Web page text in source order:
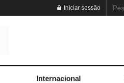
Iniciar sessão
Internacional